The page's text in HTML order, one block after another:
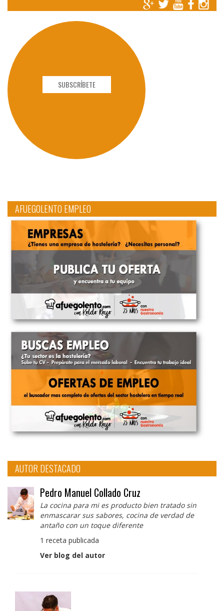
SUBSCRÍBETE
AFUEGOLENTO EMPLEO
AUTOR DESTACADO
Pedro Manuel Collado Cruz
La cocina para mi es producto bien tratado sin
enmascarar sus sabores, cocina de verdad de
antaño con un toque diferente
1 receta publicada
Ver blog del autor